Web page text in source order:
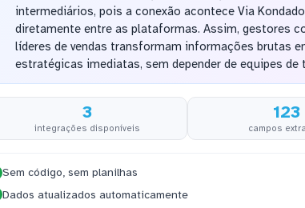
intermediários, pois a conexão acontece Via
diretamente entre as plataformas. Assim, gestores
líderes de vendas transformam informações brutas
estratégicas imediatas, sem depender de equipes de
3
integrações disponíveis
123
campos
Sem código, sem planilhas
Dados atualizados automaticamente